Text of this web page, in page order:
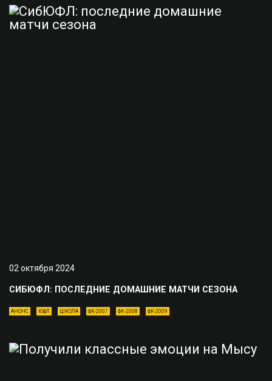
02 октября 2024
СИБЮФЛ: ПОСЛЕДНИЕ ДОМАШНИЕ МАТЧИ СЕЗОНА
АНОНС ЮФЛ ШКОЛА ФК-2007 ФК-2008 ФК-2009